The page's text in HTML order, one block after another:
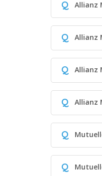
Q Allianz
Q Allianz
Q Allianz
Q Allianz
Q
Q